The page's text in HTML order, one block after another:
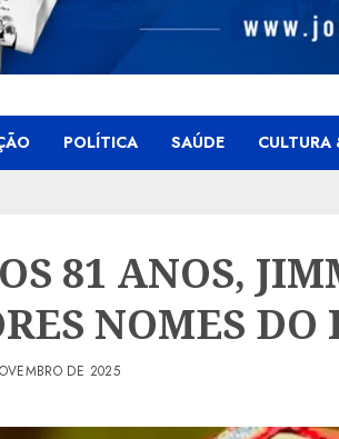
POLÍTICA SAÚDE CULTURA
81 ANOS,
NOMES DO
DE 2025